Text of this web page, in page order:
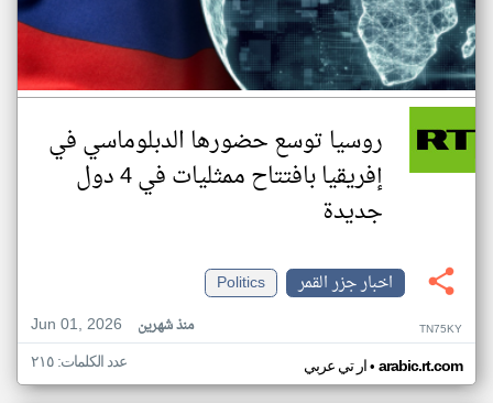
روسيا توسع حضورها الدبلوماسي في
إفريقيا بافتتاح ممثليات في 4 دول
جديدة
اخبار جزر القمر
Politics
Jun 01, 2026
منذ شهرين TN75KY
ار تي عربي• arabic.rt.com عدد الكلمات: ٢١٥